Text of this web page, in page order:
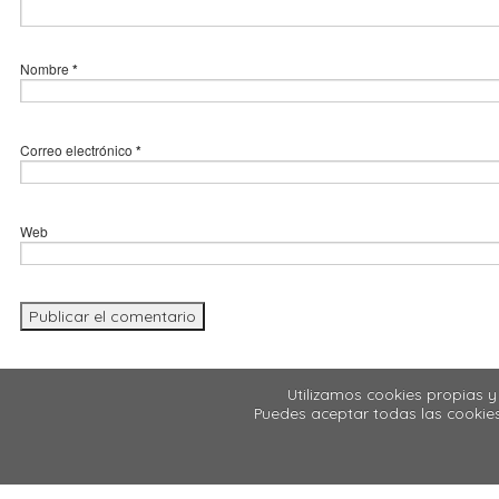
Nombre *
Correo electrónico *
Web
Utilizamos cookies propias
Puedes aceptar todas las